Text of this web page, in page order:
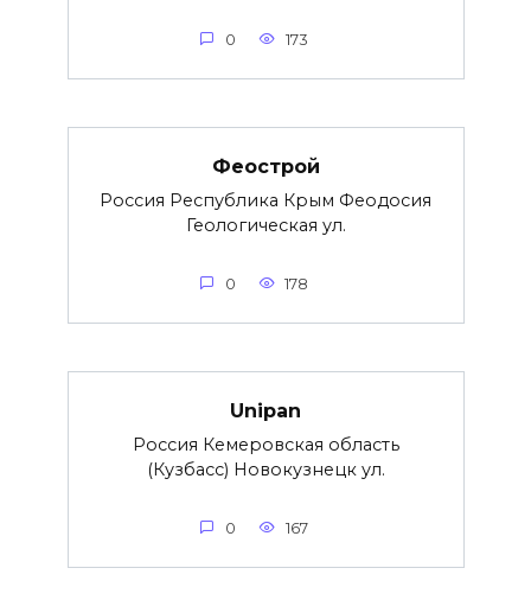
0 173
Феострой
Россия Республика Крым Феодосия
Геологическая ул.
0 178
Unipan
Россия Кемеровская область
(Кузбасс) Новокузнецк ул.
0 167